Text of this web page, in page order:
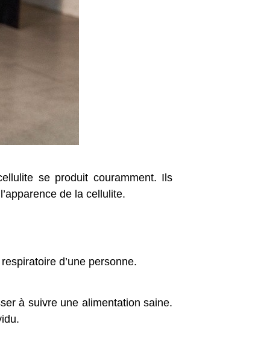
se produit couramment. Ils
de la cellulite.
d’une personne.
à suivre une alimentation saine.